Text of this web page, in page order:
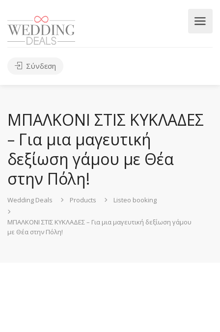
Σύνδεση
ΜΠΑΛΚΟΝΙ ΣΤΙΣ ΚΥΚΛΑΔΕΣ
– Για μια μαγευτική
δεξίωση γάμου με Θέα
στην Πόλη!
Wedding Deals Products Listeo booking
ΜΠΑΛΚΟΝΙ ΣΤΙΣ ΚΥΚΛΑΔΕΣ – Για μια μαγευτική δεξίωση γάμου
με Θέα στην Πόλη!